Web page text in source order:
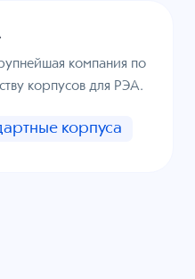
компания по
корпусов для РЭА.
корпуса